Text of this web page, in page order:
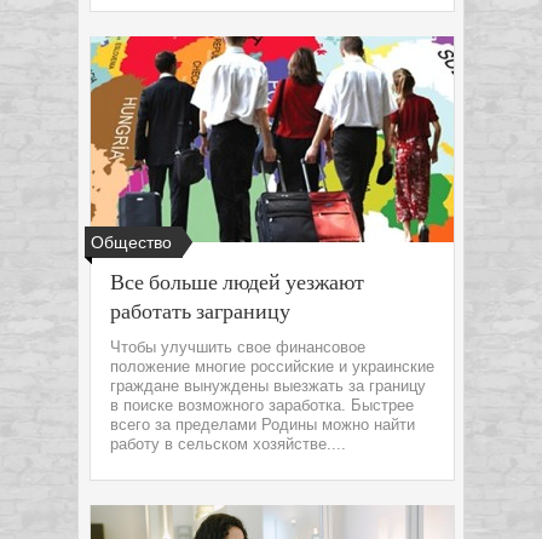
Общество
Все больше людей уезжают
работать заграницу
Чтобы улучшить свое финансовое
положение многие российские и украинские
граждане вынуждены выезжать за границу
в поиске возможного заработка. Быстрее
всего за пределами Родины можно найти
работу в сельском хозяйстве....